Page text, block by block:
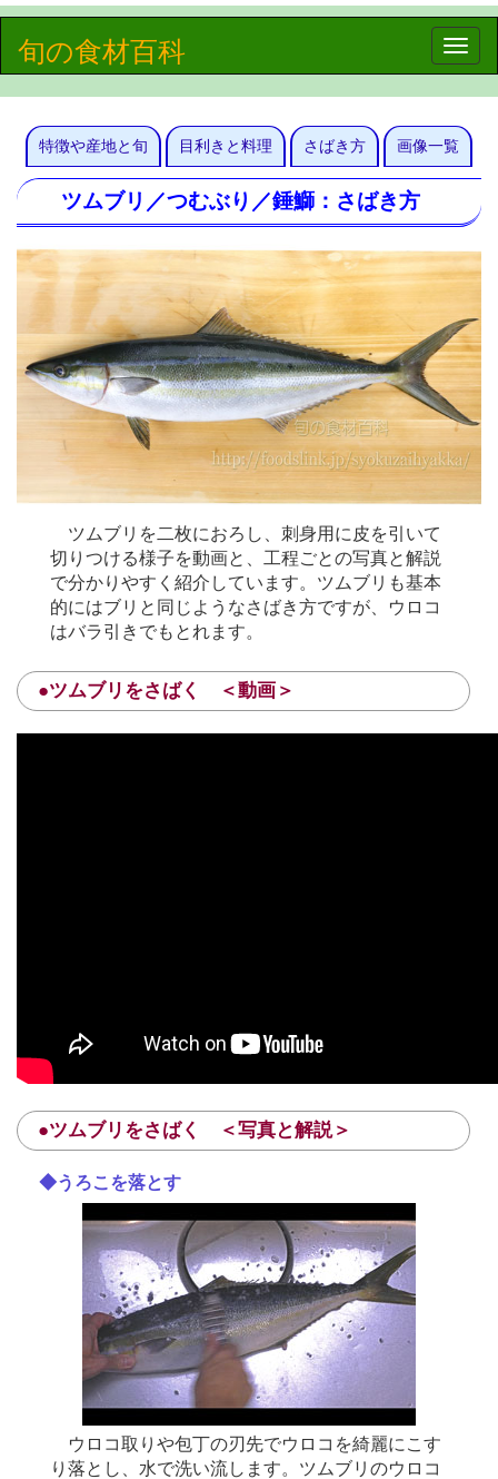
Toggle
旬の食材百科
特徴や産地と旬 目利きと料理 さばき方 画像一覧
ツムブリ／つむぶり／錘鰤：さばき方
ツムブリを二枚におろし、刺身用に皮を引いて
切りつける様子を動画と、工程ごとの写真と解説
で分かりやすく紹介しています。ツムブリも基本
的にはブリと同じようなさばき方ですが、ウロコ
はバラ引きでもとれます。
●ツムブリをさばく ＜動画＞
●ツムブリをさばく ＜写真と解説＞
◆うろこを落とす
ウロコ取りや包丁の刃先でウロコを綺麗にこす
り落とし、水で洗い流します。ツムブリのウロコ